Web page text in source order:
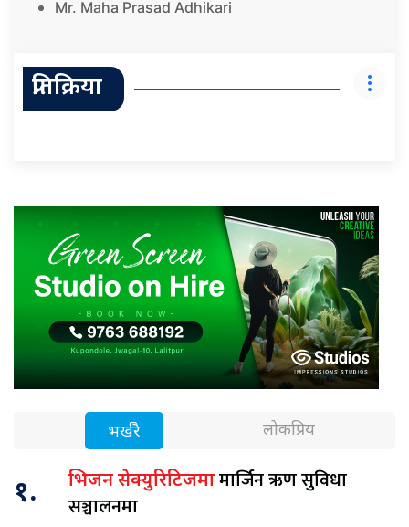
Mr. Maha Prasad Adhikari
प्रतिक्रिया
भर्खरै लोकप्रिय
१. भिजन सेक्युरिटिजमामार्जिन ऋण सुविधा
सञ्चालनमा